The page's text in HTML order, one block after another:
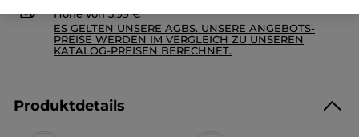
Höhe von 3,99 €
ES GELTEN UNSERE AGBS. UNSERE ANGEBOTS-
PREISE WERDEN IM VERGLEICH ZU UNSEREN
KATALOG-PREISEN BERECHNET.
Produktdetails